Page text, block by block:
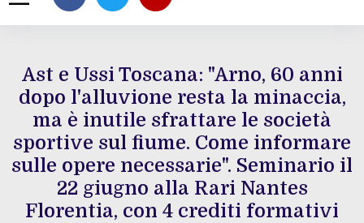
Ast e Ussi Toscana: "Arno, 60 anni
dopo l'alluvione resta la minaccia,
ma è inutile sfrattare le società
sportive sul fiume. Come informare
sulle opere necessarie". Seminario il
22 giugno alla Rari Nantes
Florentia, con 4 crediti formativi